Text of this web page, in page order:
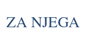
ZA NJEGA